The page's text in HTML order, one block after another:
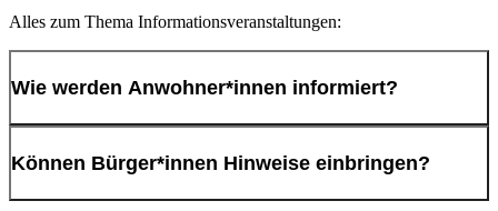
Bei Abbruch- und Erdarbeiten kann es insbesondere während
Arbeiten selbst, sondern durch Verwehungen auf trockenen
vollständige Unterbindung der Staubentwicklung würde jedoch eine
flächendeckende Bewässerung aller trockenen Bereiche erfordern.
Dies wäre mit einem sehr hohen Wasserverbrauch verbunden und ist
Alles zum Thema Informationsveranstaltungen:
Wie werden Anwohner*innen informiert?
Die Stadt Dortmund informiert fortlaufend über:
Können Bürger*innen Hinweise einbringen?